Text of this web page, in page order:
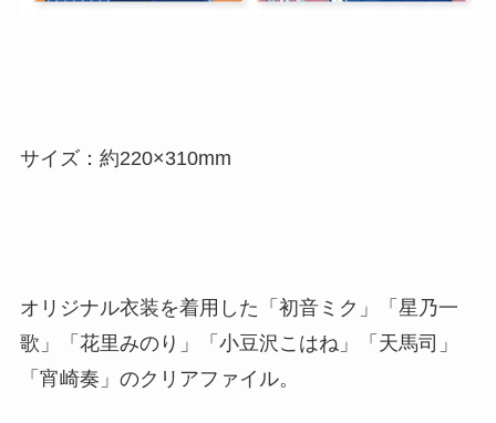
サイズ：約220×310mm
オリジナル衣装を着用した「初音ミク」「星乃一
歌」「花里みのり」「小豆沢こはね」「天馬司」
「宵崎奏」のクリアファイル。